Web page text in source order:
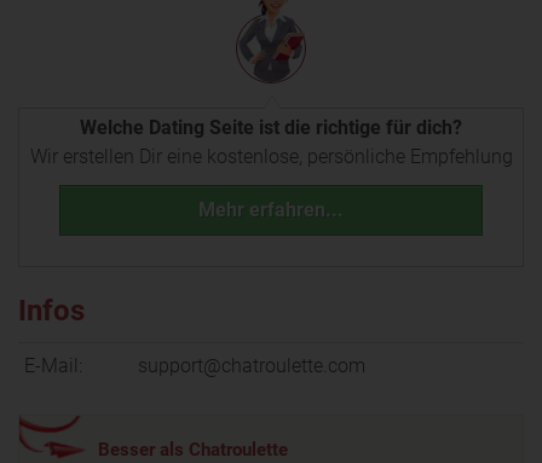
Welche Dating Seite ist die richtige für dich?
Wir erstellen Dir eine kostenlose, persönliche Empfehlung
Mehr erfahren...
Infos
E-Mail: support@chatroulette.com
Besser als Chatroulette